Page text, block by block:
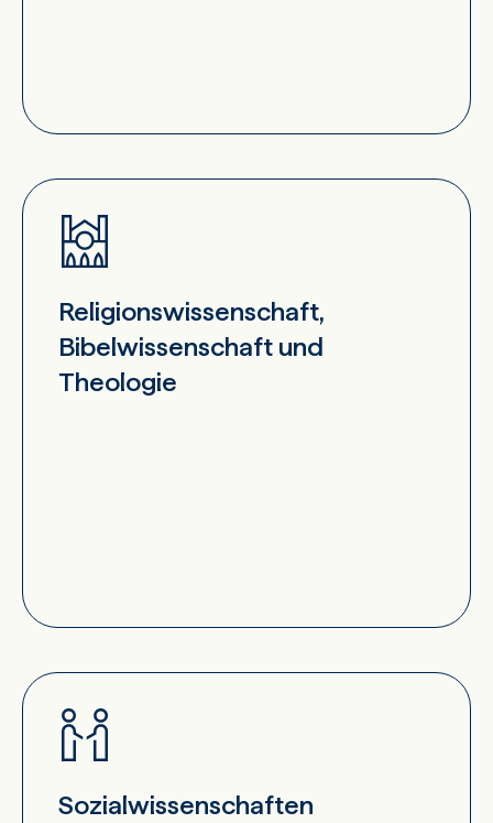
Religionswissenschaft,
Bibelwissenschaft und
Theologie
Sozialwissenschaften